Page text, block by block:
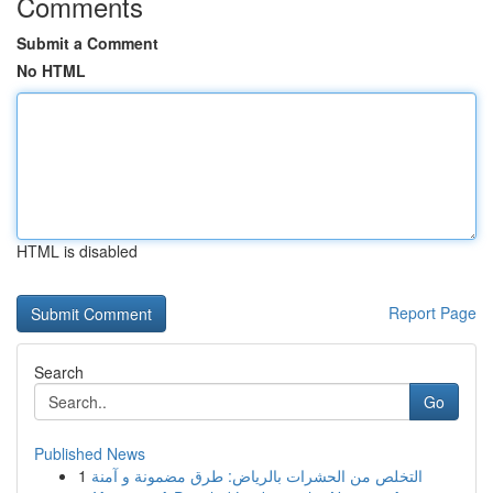
Submit a Comment
No HTML
HTML is disabled
Report Page
Search
Go
Published News
1 التخلص من الحشرات بالرياض: طرق مضمونة و آمنة